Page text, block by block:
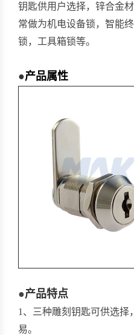
钥匙供用户选择，锌合金
常做为机电设备锁，智能
锁，工具箱锁等。
●产品属性
●产品特点
1、三种雕刻钥匙可供选择
易。